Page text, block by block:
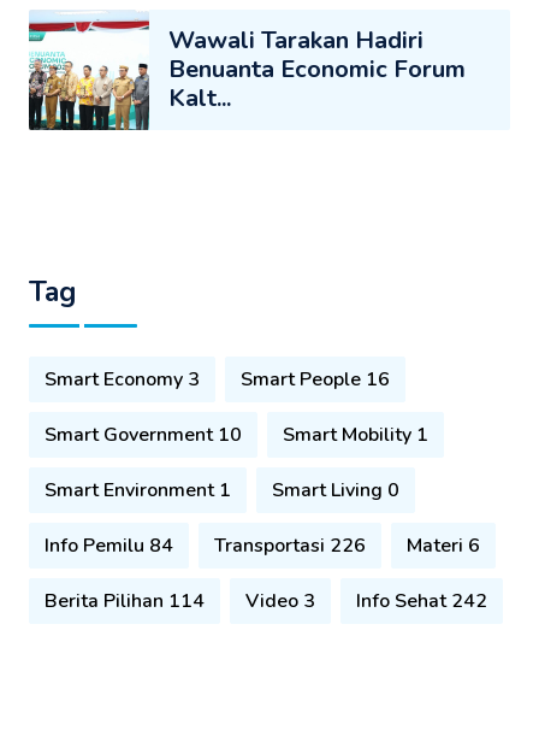
Wawali Tarakan Hadiri
Benuanta Economic Forum
Kalt...
Tag
Smart Economy 3 Smart People 16
Smart Government 10 Smart Mobility 1
Smart Environment 1 Smart Living 0
Info Pemilu 84 Transportasi 226 Materi 6
Berita Pilihan 114 Video 3 Info Sehat 242